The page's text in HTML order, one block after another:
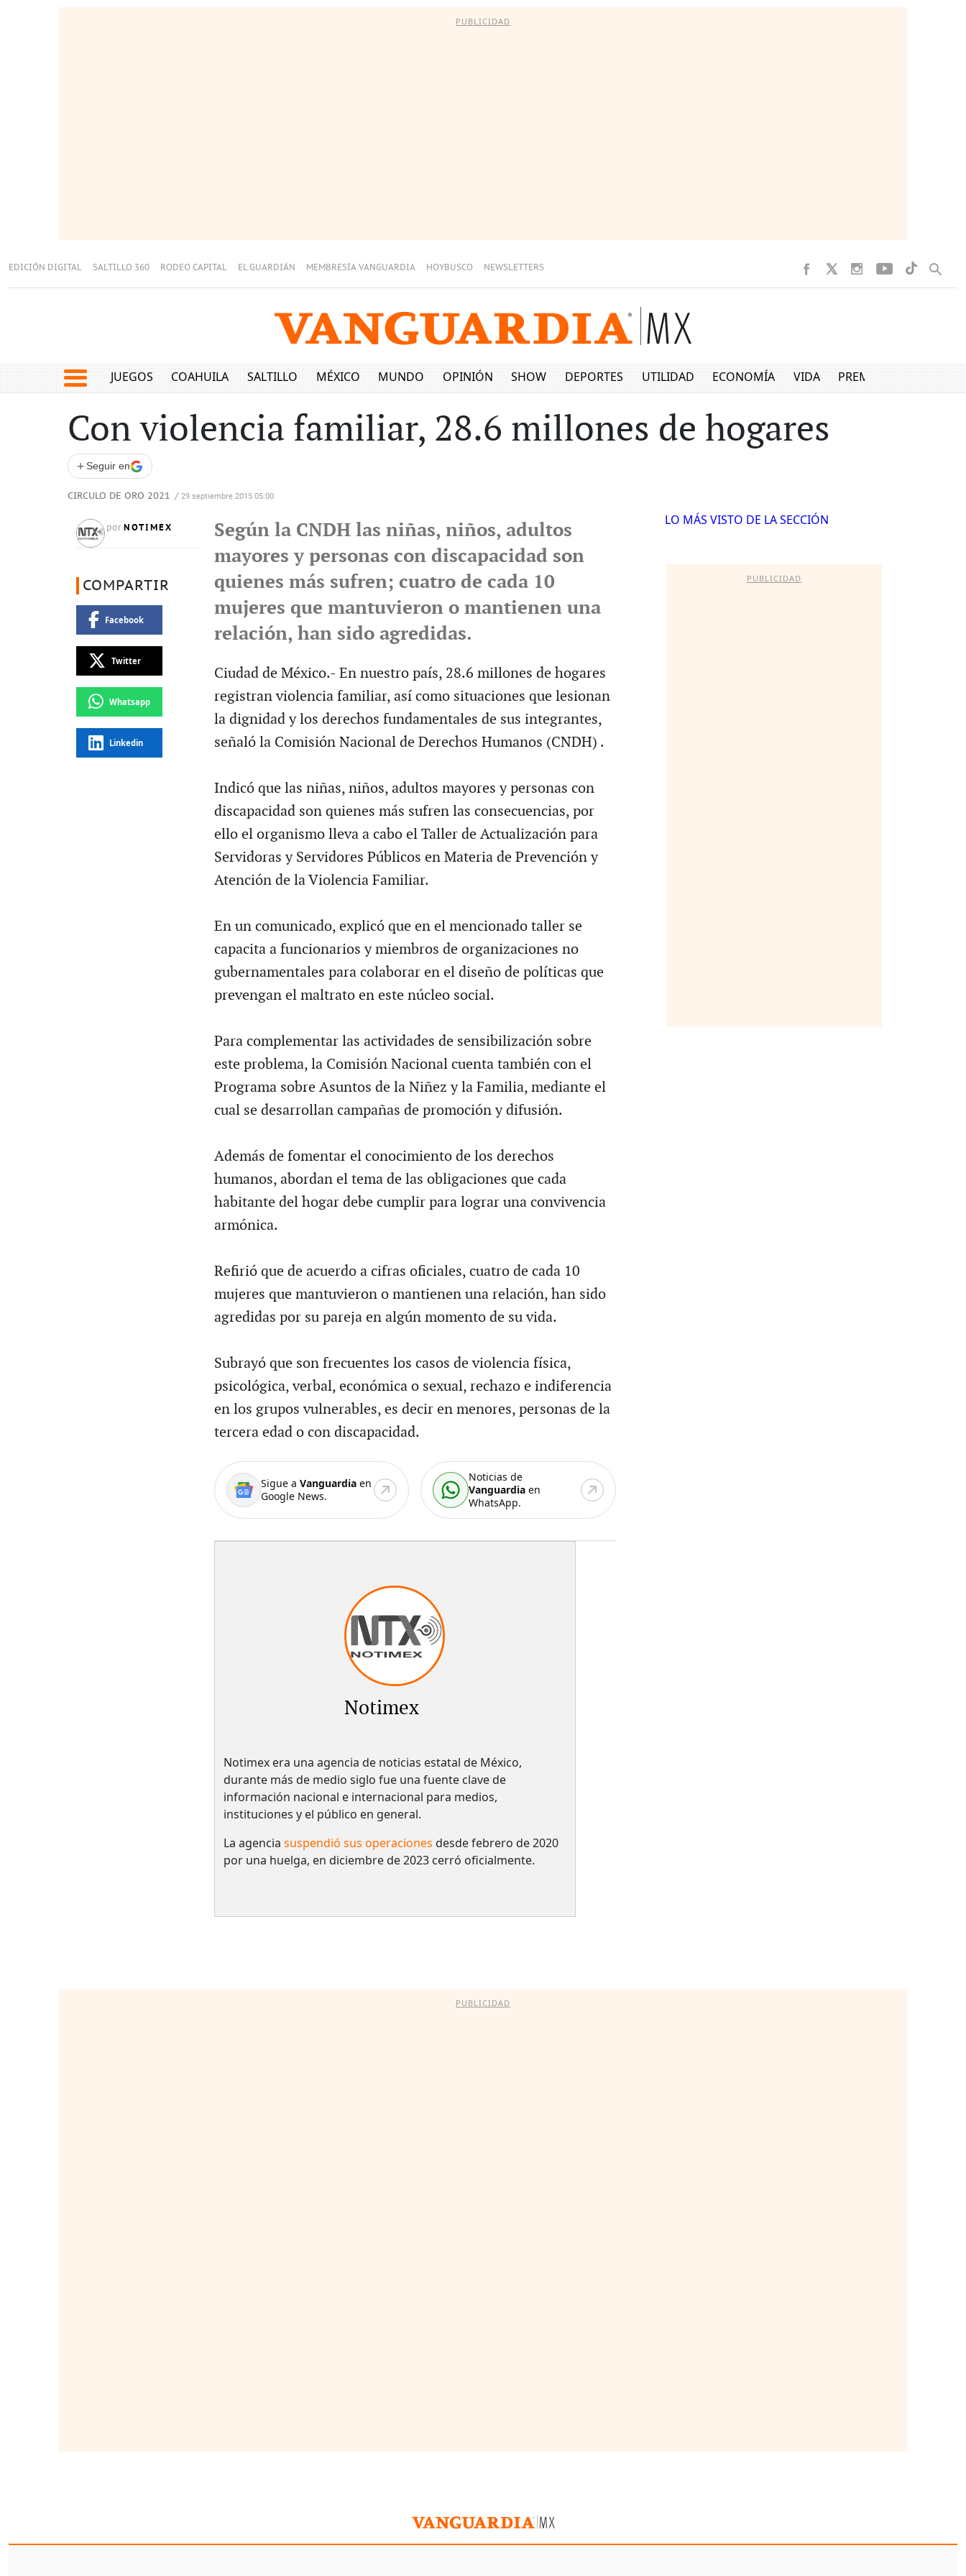
PUBLICIDAD
EDICIÓN DIGITAL SALTILLO 360 RODEO CAPITAL EL GUARDIÁN MEMBRESÍA VANGUARDIA HOYBUSCO NEWSLETTERS
JUEGOS COAHUILA SALTILLO MÉXICO MUNDO OPINIÓN SHOW DEPORTES UTILIDAD ECONOMÍA VIDA PREMIUM
Con violencia familiar, 28.6 millones de hogares
+ Seguir en
CIRCULO DE ORO 2021 / 29 septiembre 2015 05:00
por NOTIMEX
COMPARTIR
Facebook
Twitter
Whatsapp
Linkedin
Según la CNDH las niñas, niños, adultos
mayores y personas con discapacidad son
quienes más sufren; cuatro de cada 10
mujeres que mantuvieron o mantienen una
relación, han sido agredidas.
Ciudad de México.- En nuestro país, 28.6 millones de hogares
registran violencia familiar, así como situaciones que lesionan
la dignidad y los derechos fundamentales de sus integrantes,
señaló la Comisión Nacional de Derechos Humanos (CNDH) .
Indicó que las niñas, niños, adultos mayores y personas con
discapacidad son quienes más sufren las consecuencias, por
ello el organismo lleva a cabo el Taller de Actualización para
Servidoras y Servidores Públicos en Materia de Prevención y
Atención de la Violencia Familiar.
En un comunicado, explicó que en el mencionado taller se
capacita a funcionarios y miembros de organizaciones no
gubernamentales para colaborar en el diseño de políticas que
prevengan el maltrato en este núcleo social.
Para complementar las actividades de sensibilización sobre
este problema, la Comisión Nacional cuenta también con el
Programa sobre Asuntos de la Niñez y la Familia, mediante el
cual se desarrollan campañas de promoción y difusión.
Además de fomentar el conocimiento de los derechos
humanos, abordan el tema de las obligaciones que cada
habitante del hogar debe cumplir para lograr una convivencia
armónica.
Refirió que de acuerdo a cifras oficiales, cuatro de cada 10
mujeres que mantuvieron o mantienen una relación, han sido
agredidas por su pareja en algún momento de su vida.
Subrayó que son frecuentes los casos de violencia física,
psicológica, verbal, económica o sexual, rechazo e indiferencia
en los grupos vulnerables, es decir en menores, personas de la
tercera edad o con discapacidad.
Sigue a Vanguardiaen
Google News.
Noticias de
Vanguardia en
WhatsApp.
Notimex
Notimex era una agencia de noticias estatal de México,
durante más de medio siglo fue una fuente clave de
información nacional e internacional para medios,
instituciones y el público en general.
La agencia suspendió sus operaciones desde febrero de 2020
por una huelga, en diciembre de 2023 cerró oficialmente.
LO MÁS VISTO DE LA SECCIÓN
PUBLICIDAD
PUBLICIDAD